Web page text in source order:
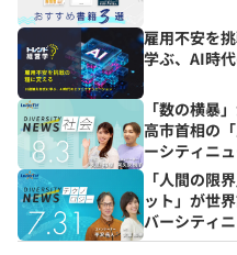
雇用不安を
学ぶ、AI時
「数の横暴
高市首相の
ーシティニ
公開】
「人間の限
ット」が世
バーシティ
公開】